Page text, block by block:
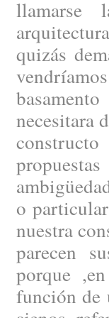
llamarse
quizás
necesitara
o
nuestra
parecen
porque
función de